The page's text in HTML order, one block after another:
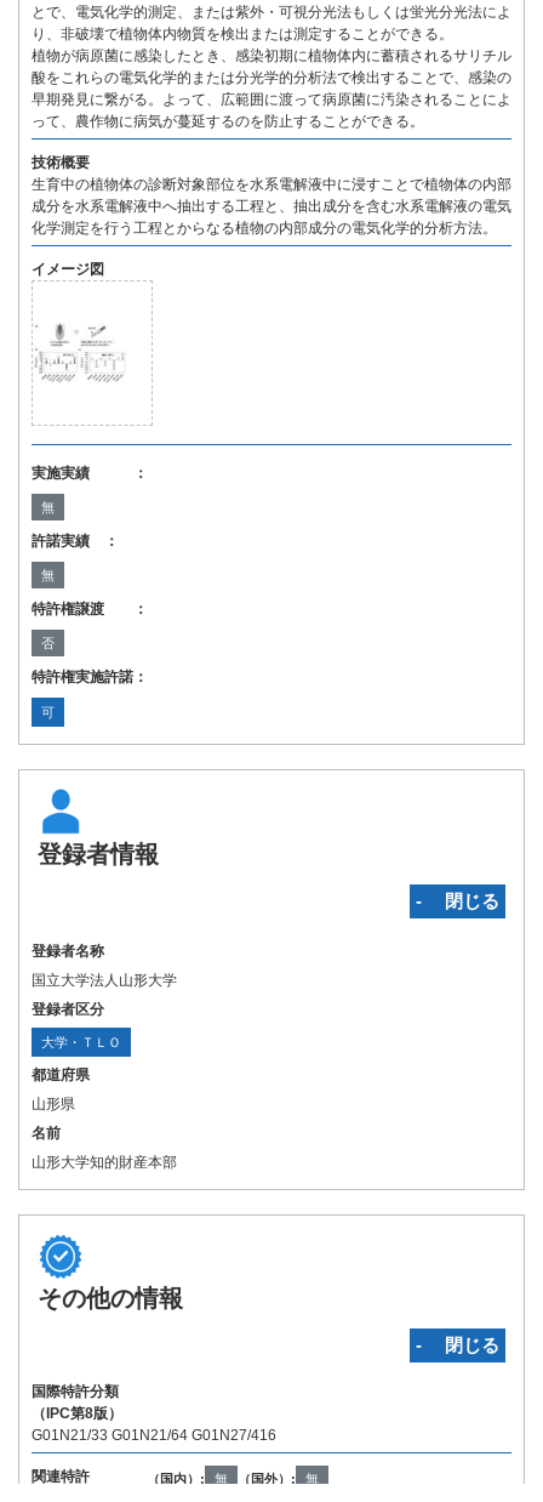
とで、電気化学的測定、または紫外・可視分光法もしくは蛍光分光法によ
り、非破壊で植物体内物質を検出または測定することができる。
植物が病原菌に感染したとき、感染初期に植物体内に蓄積されるサリチル
酸をこれらの電気化学的または分光学的分析法で検出することで、感染の
早期発見に繋がる。よって、広範囲に渡って病原菌に汚染されることによ
って、農作物に病気が蔓延するのを防止することができる。
技術概要
生育中の植物体の診断対象部位を水系電解液中に浸すことで植物体の内部
成分を水系電解液中へ抽出する工程と、抽出成分を含む水系電解液の電気
化学測定を行う工程とからなる植物の内部成分の電気化学的分析方法。
イメージ図
実施実績 ：
無
許諾実績 ：
無
特許権譲渡 ：
否
特許権実施許諾：
可
登録者情報
‐ 閉じる
登録者名称
国立大学法人山形大学
登録者区分
大学・ＴＬＯ
都道府県
山形県
名前
山形大学知的財産本部
その他の情報
‐ 閉じる
国際特許分類
（IPC第8版）
G01N21/33 G01N21/64 G01N27/416
関連特許 （国内）: 無 （国外）: 無